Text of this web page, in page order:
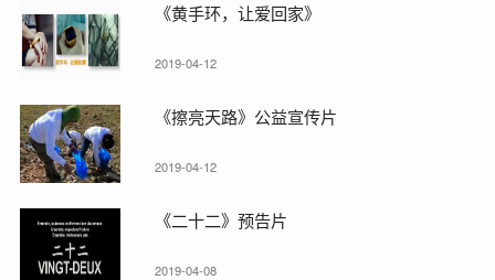
《黄手环，让爱回家》
2019-04-12
《擦亮天路》公益宣传片
2019-04-12
《二十二》预告片
2019-04-08